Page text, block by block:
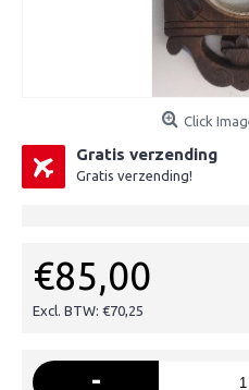
Click
Gratis verzending
Gratis verzending!
€85,00
Excl. BTW: €70,25
-